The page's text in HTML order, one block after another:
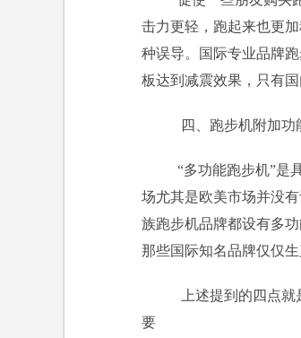
击力更轻，跑起来也更
种误导。国际专业品牌
板达到减震效果，只有
四、跑步机附加功
“多功能跑步机”是
场尤其是欧美市场并没
族跑步机品牌都设有多
那些国际知名品牌仅仅
上述提到的四点就
要